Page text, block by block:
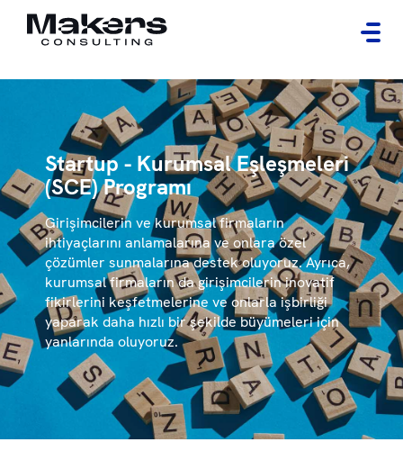
Startup - Kurumsal Eşleşmeleri
(SCE) Programı
Girişimcilerin ve kurumsal firmaların
ihtiyaçlarını anlamalarına ve onlara özel
çözümler sunmalarına destek oluyoruz. Ayrıca,
kurumsal firmaların da girişimcilerin inovatif
fikirlerini keşfetmelerine ve onlarla işbirliği
yaparak daha hızlı bir şekilde büyümeleri için
yanlarında oluyoruz.